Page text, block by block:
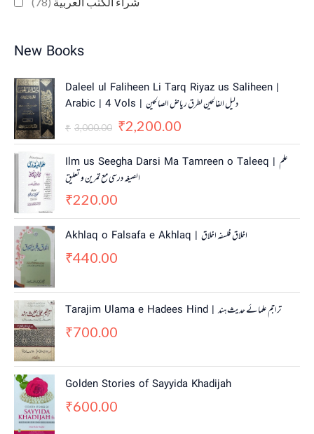
New Books
Daleel ul Faliheen Li Tarq Riyaz us Saliheen |
Arabic | 4 Vols | دلیل الفالحین لطرق ریاض الصالحین
₹ 3,000.00
O
r
i
g
a
l
p
c
e
:
₹
0
0
₹2,200.00
u
r
r
t
e
2
.
Ilm us Seegha Darsi Ma Tamreen o Taleeq | علم
الصیغہ درسی مع تمرین و تعلیق
₹220.00
Akhlaq o Falsafa e Akhlaq | اخلاق فلسفہ اخلاق
₹440.00
Tarajim Ulama e Hadees Hind | تراجم علمائے حديث ہند
₹700.00
Golden Stories of Sayyida Khadijah
₹600.00